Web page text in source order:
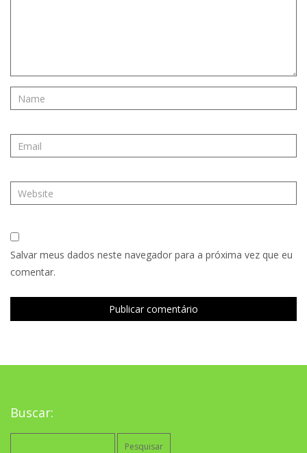
Salvar meus dados neste navegador para a próxima vez que eu
comentar.
Buscar: